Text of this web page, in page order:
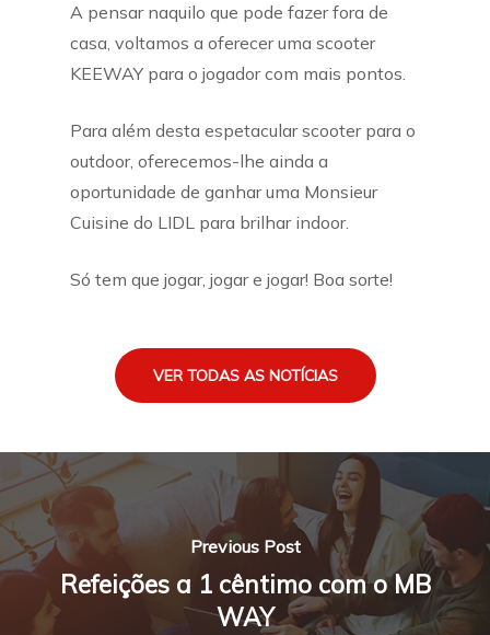
A pensar naquilo que pode fazer fora de
casa, voltamos a oferecer uma scooter
KEEWAY para o jogador com mais pontos.
Para além desta espetacular scooter para o
outdoor, oferecemos-lhe ainda a
oportunidade de ganhar uma Monsieur
Cuisine do LIDL para brilhar indoor.
Só tem que jogar, jogar e jogar! Boa sorte!
VER TODAS AS NOTÍCIAS
Previous Post
Refeições a 1 cêntimo com o MB
WAY